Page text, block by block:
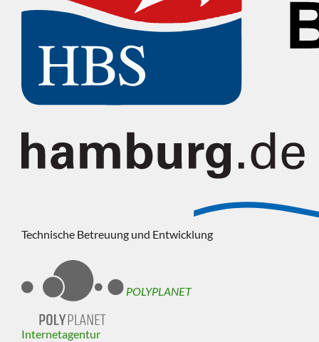
Technische Betreuung und Entwicklung
POLYPLANET
Internetagentur